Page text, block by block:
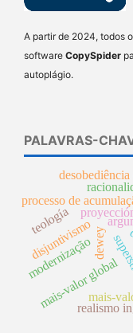
A partir de 2024, todos
software CopySpider
autoplágio.
PALAVRAS-
processo de
mais-valor global
mais-
disjuntivismo
realismo
dewey
teología
modernização